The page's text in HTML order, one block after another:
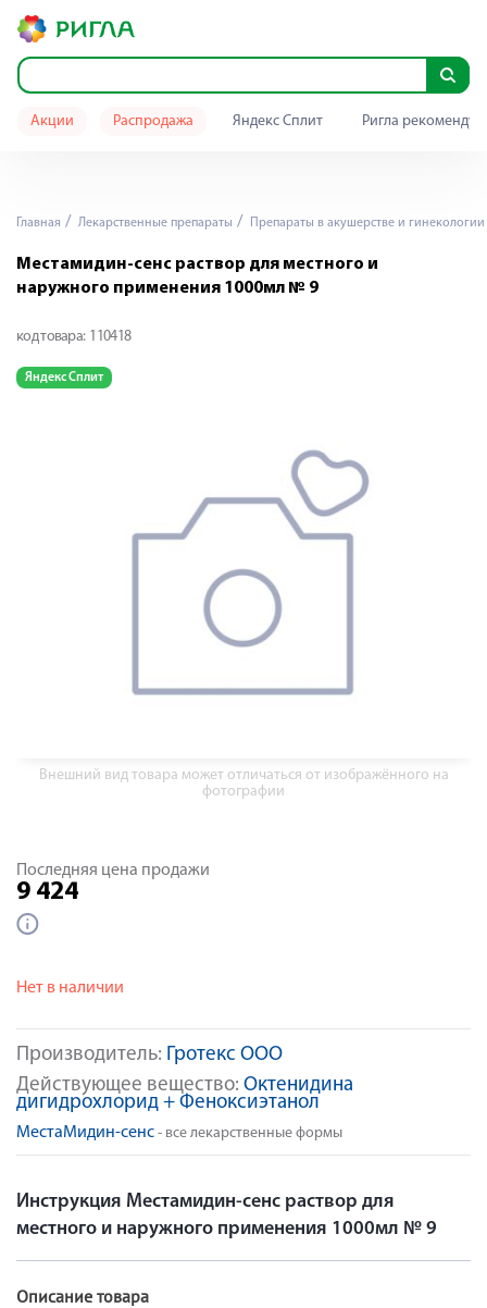
Акции Распродажа Яндекс Сплит Ригла
Главная Лекарственные препараты Препараты в акушерстве и гинекологии
Местамидин-сенс раствор для местного и
наружного применения 1000мл № 9
код товара: 110418
Яндекс Сплит
Внешний вид товара может отличаться от изображённого на
фотографии
Производитель: Гротекс ООО
Действующее вещество: Октенидина
дигидрохлорид + Феноксиэтанол
МестаМидин-сенс - все лекарственные формы
Последняя цена продажи
9 424
Нет в наличии
Инструкция Местамидин-сенс раствор для
местного и наружного применения 1000мл № 9
Описание товара